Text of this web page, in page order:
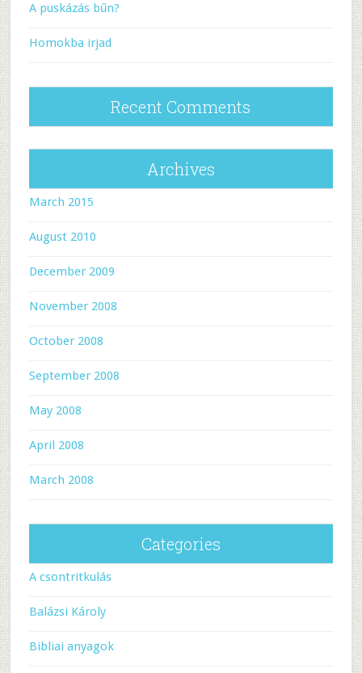
A puskázás bűn?
Homokba irjad
Recent Comments
Archives
March 2015
August 2010
December 2009
November 2008
October 2008
September 2008
May 2008
April 2008
March 2008
Categories
A csontritkulás
Balázsi Károly
Bibliai anyagok